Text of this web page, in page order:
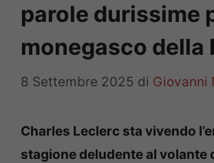
parole durissime
monegasco della
8 Settembre 2025 di Giovanni
Charles Leclerc sta vivendo
stagione deludente al volante